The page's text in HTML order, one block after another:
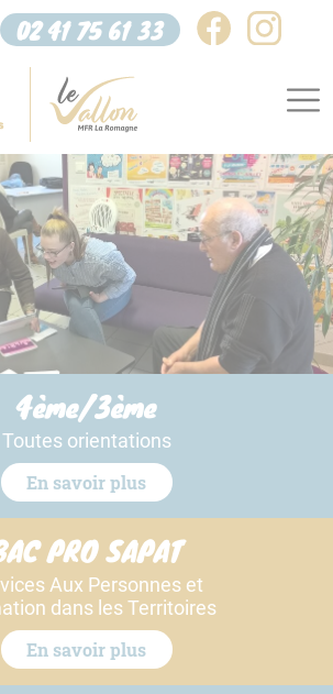
02 41 75 61 33
4ème/3ème
Toutes orientations
En savoir plus
PRO SAPAT
Aux Personnes et
dans les Territoires
En savoir plus
cookies